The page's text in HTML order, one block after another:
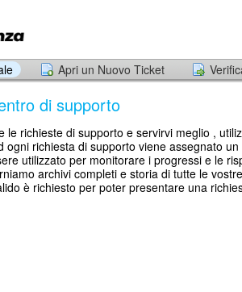
Apri un Nuovo Ticket
di supporto
le richieste di supporto e servirvi meglio ,
ogni richiesta di supporto viene assegnato
utilizzato per monitorare i progressi e le
archivi completi e storia di tutte le
è richiesto per poter presentare una